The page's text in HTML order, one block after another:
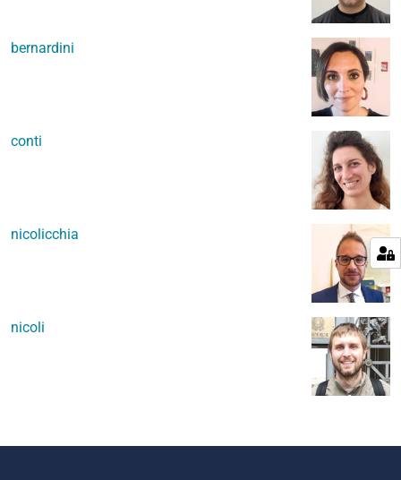
bernardini
conti
nicolicchia
nicoli